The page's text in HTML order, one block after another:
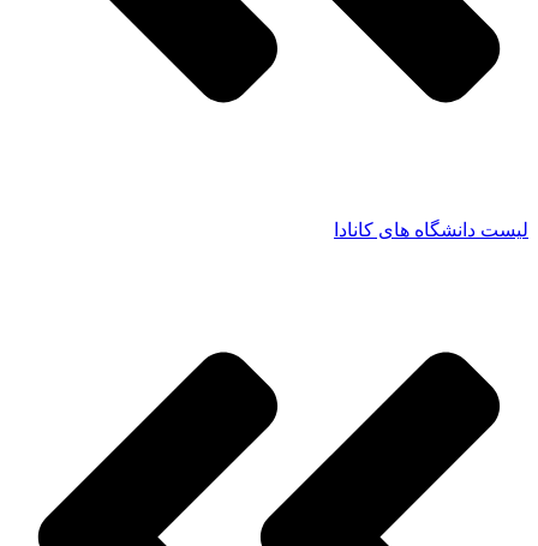
لیست دانشگاه های کانادا